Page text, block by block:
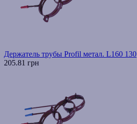
Держатель трубы Profil метал. L160 130
205.81 грн